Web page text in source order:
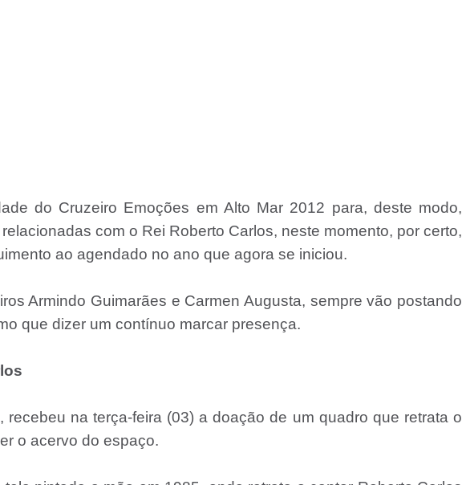
do Cruzeiro Emoções em Alto Mar 2012 para, deste modo,
com o Rei Roberto Carlos, neste momento, por certo,
ao agendado no ano que agora se iniciou.
Armindo Guimarães e Carmen Augusta, sempre vão postando
que dizer um contínuo marcar presença.
recebeu na terça-feira (03) a doação de um quadro que retrata o
o acervo do espaço.